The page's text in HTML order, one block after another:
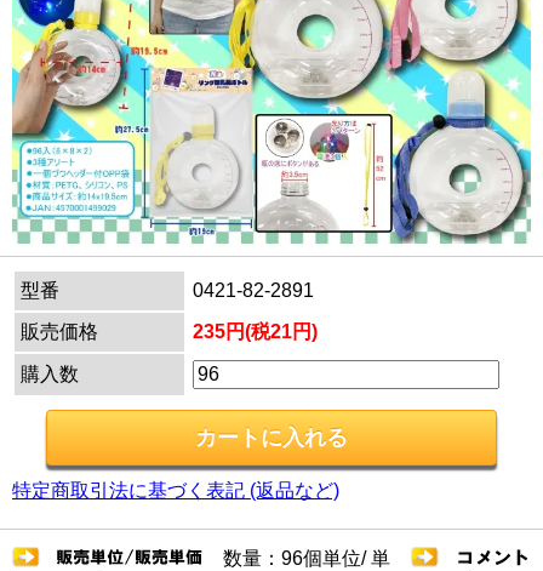
型番
0421-82-2891
販売価格
235円(税21円)
購入数
特定商取引法に基づく表記 (返品など)
数量：96個単位/ 単